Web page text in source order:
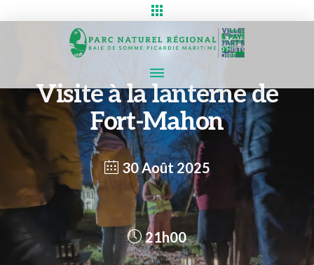
Visite à la lanterne de
Fort-Mahon
30 Août 2025
21h00